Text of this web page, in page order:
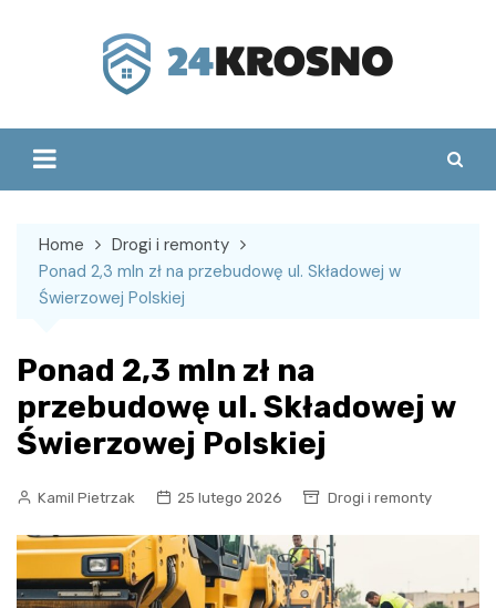
Home
Drogi i remonty
Ponad 2,3 mln zł na przebudowę ul. Składowej w
Świerzowej Polskiej
Ponad 2,3 mln zł na
przebudowę ul. Składowej w
Świerzowej Polskiej
Kamil Pietrzak 25 lutego 2026 Drogi i remonty